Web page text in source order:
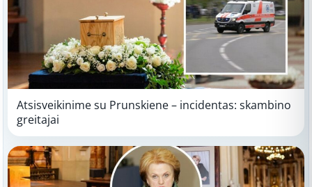
Atsisveikinime su Prunskiene – incidentas: skambino
greitajai